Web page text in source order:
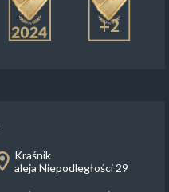
+2
Kraśnik
aleja Niepodległości 29